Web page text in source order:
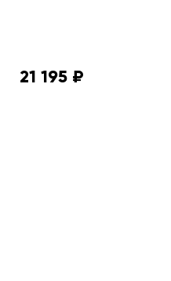
21 195 ₽